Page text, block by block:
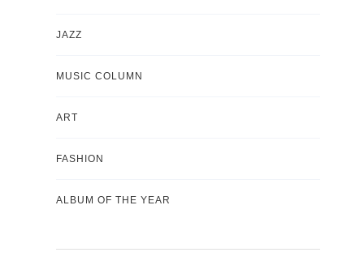
JAZZ
MUSIC COLUMN
ART
FASHION
ALBUM OF THE YEAR